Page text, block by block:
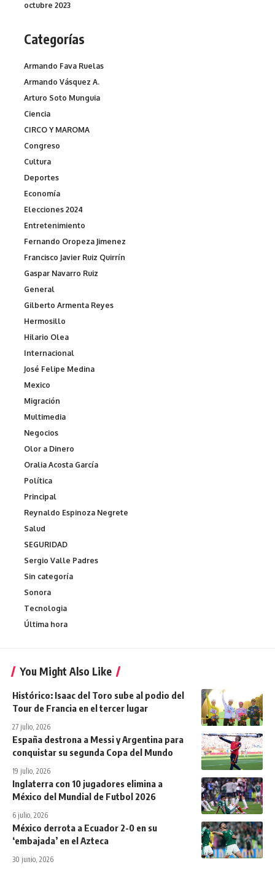
octubre 2023
Categorías
Armando Fava Ruelas
Armando Vásquez A.
Arturo Soto Munguia
Ciencia
CIRCO Y MAROMA
Congreso
Cultura
Deportes
Economía
Elecciones 2024
Entretenimiento
Fernando Oropeza Jimenez
Francisco Javier Ruiz Quirrín
Gaspar Navarro Ruiz
General
Gilberto Armenta Reyes
Hermosillo
Hilario Olea
Internacional
José Felipe Medina
Mexico
Migración
Multimedia
Negocios
Olor a Dinero
Oralia Acosta García
Política
Principal
Reynaldo Espinoza Negrete
Salud
SEGURIDAD
Sergio Valle Padres
Sin categoría
Sonora
Tecnologia
Última hora
You Might Also Like
Histórico: Isaac del Toro sube al podio del
Tour de Francia en el tercer lugar
27 julio, 2026
España destrona a Messi y Argentina para
conquistar su segunda Copa del Mundo
19 julio, 2026
Inglaterra con 10 jugadores elimina a
México del Mundial de Futbol 2026
6 julio, 2026
México derrota a Ecuador 2-0 en su
‘embajada’ en el Azteca
30 junio, 2026